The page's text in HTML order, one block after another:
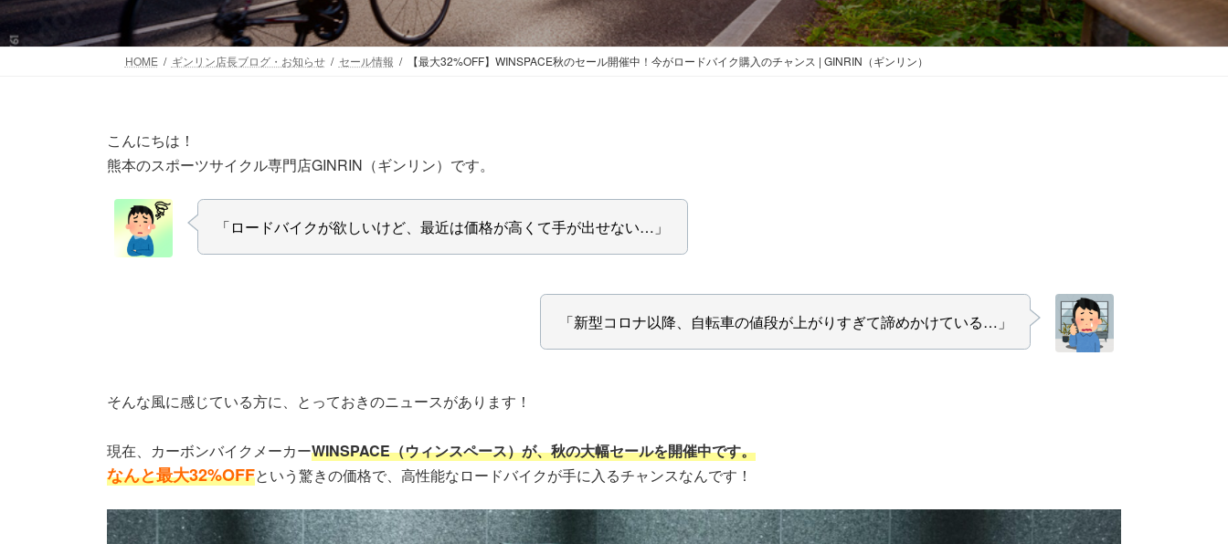
HOME ギンリン店長ブログ・お知らせ セール情報 【最大32%OFF】WINSPACE秋のセール開催中！今がロードバイク購入のチャンス | GINRIN（ギンリン）
こんにちは！
熊本のスポーツサイクル専門店GINRIN（ギンリン）です。
「ロードバイクが欲しいけど、最近は価格が高くて手が出せない…」
「新型コロナ以降、自転車の値段が上がりすぎて諦めかけている…」
そんな風に感じている方に、とっておきのニュースがあります！
現在、カーボンバイクメーカーWINSPACE（ウィンスペース）が、秋の大幅セールを開催中です。
なんと最大32%OFFという驚きの価格で、高性能なロードバイクが手に入るチャンスなんです！